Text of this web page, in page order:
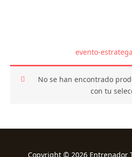
evento-
No se han encontrado
con tu
Copyright © 2026 Entrenador